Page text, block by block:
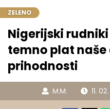
ZELENO
Nigerijski
temno plat
prihodnosti
M.M. 11.